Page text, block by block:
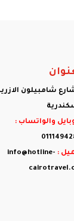
شارع شامبيلون
والواتساب :
:
info@hotline-